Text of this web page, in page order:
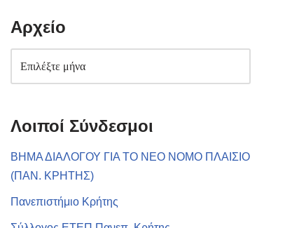
Αρχείο
Λοιποί Σύνδεσμοι
ΒΗΜΑ ΔΙΑΛΟΓΟΥ ΓΙΑ ΤΟ ΝΕΟ ΝΟΜΟ ΠΛΑΙΣΙΟ
(ΠΑΝ. ΚΡΗΤΗΣ)
Πανεπιστήμιο Κρήτης